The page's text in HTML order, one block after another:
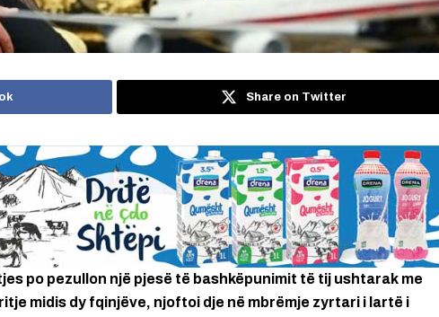
Share on Twitter
po pezullon një pjesë të bashkëpunimit të tij ushtarak me
midis dy fqinjëve, njoftoi dje në mbrëmje zyrtari i lartë i